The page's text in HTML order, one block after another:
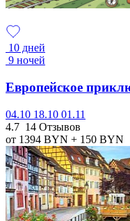
10 дней
9 ночей
Европейское
04.10 18.10 01.11
4.7 14 Отзывов
от 1394 BYN + 150 BYN